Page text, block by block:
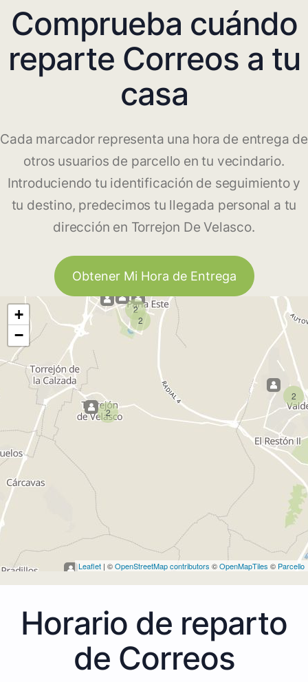
Comprueba cuándo
reparte Correos a tu
casa
Cada marcador representa una hora de entrega de
otros usuarios de parcello en tu vecindario.
Introduciendo tu identificación de seguimiento y
tu destino, predecimos tu llegada personal a tu
dirección en Torrejon De Velasco.
Obtener Mi Hora de Entrega
2
2
2
2
+
−
Leaflet | ©OpenStreetMap contributors ©OpenMapTiles © Parcello
Horario de reparto
de Correos